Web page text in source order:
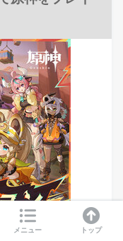
メニュー トップ